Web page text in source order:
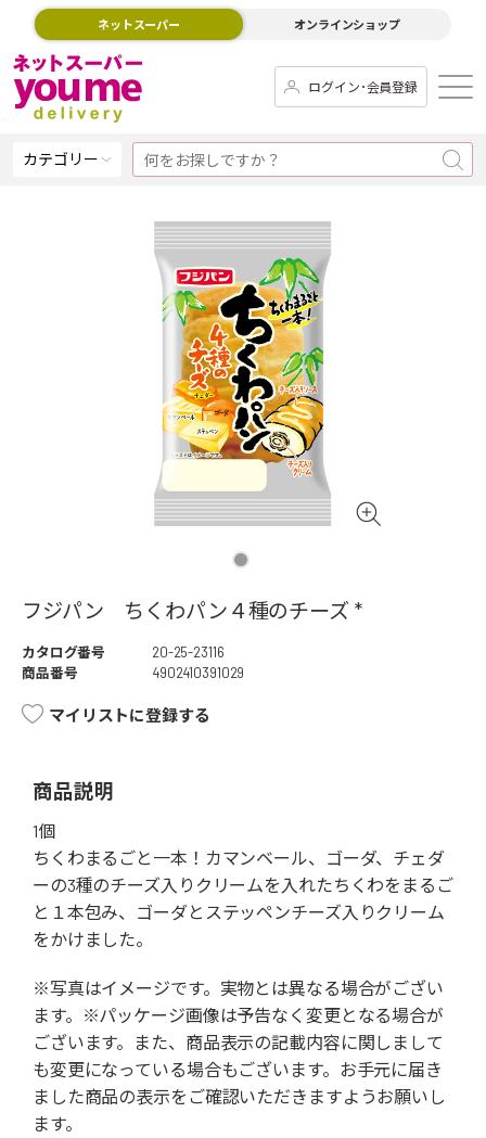
ネットスーパー オンラインショップ
ログイン･会員登録
カテゴリー
フジパン ちくわパン４種のチーズ *
カタログ番号
20-25-23116
商品番号
4902410391029
マイリストに登録する
商品説明
1個
ちくわまるごと一本！カマンベール、ゴーダ、チェダ
ーの3種のチーズ入りクリームを入れたちくわをまるご
と１本包み、ゴーダとステッペンチーズ入りクリーム
をかけました。
※写真はイメージです。実物とは異なる場合がござい
ます。※パッケージ画像は予告なく変更となる場合が
ございます。また、商品表示の記載内容に関しまして
も変更になっている場合もございます。お手元に届き
ました商品の表示をご確認いただきますようお願いし
ます。